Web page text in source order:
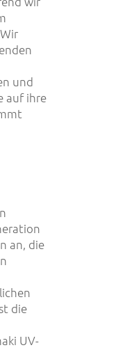
und
auf ihre
an, die
die
UV-